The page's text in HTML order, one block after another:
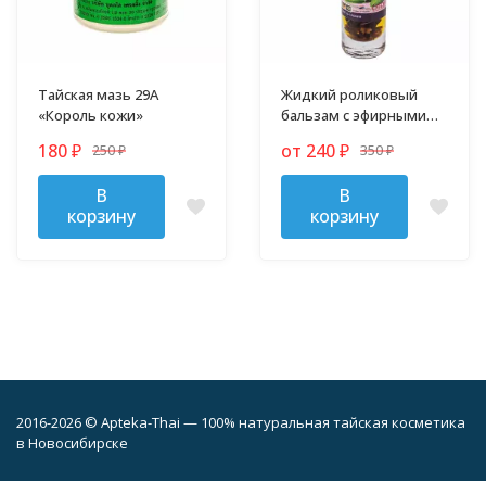
Тайская мазь 29А
«Король кожи»
180 ₽ 250₽
В
корзину
Жидкий роликовый
бальзам с эфирными
от 240 ₽ 350₽
В
корзину
2016-2026 © Apteka-Thai — 100% натуральная тайская косметика
в Новосибирске